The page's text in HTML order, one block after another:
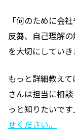
「何のために会
反芻、自己理解
を大切にしていき
もっと詳細教え
さんは担当に相
っと知りたいで
せください。